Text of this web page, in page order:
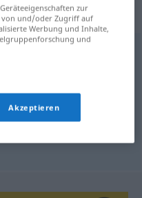
,aufheben
zur
und/oder Zugriff auf
Werbung und Inhalte,
und
Akzeptieren